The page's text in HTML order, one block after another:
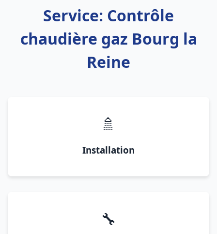
Service: Contrôle
chaudière gaz Bourg la
Reine
🚿
Installation
🔧